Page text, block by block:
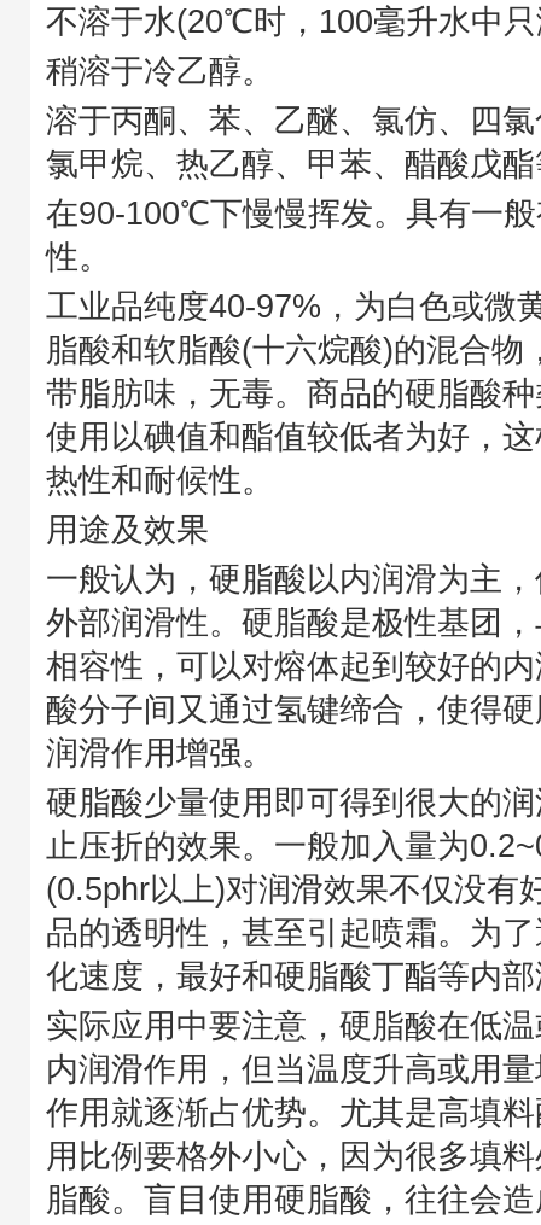
不溶于水(20℃时，100毫升水中
稍溶于冷乙醇。
溶于丙酮、苯、乙醚、氯仿、四
氯甲烷、热乙醇、甲苯、醋酸戊
在90-100℃下慢慢挥发。具有一
性。
工业品纯度40-97%，为白色或微
脂酸和软脂酸(十六烷酸)的混合物
带脂肪味，无毒。商品的硬脂酸
使用以碘值和酯值较低者为好，
热性和耐候性。
用途及效果
一般认为，硬脂酸以内润滑为主
外部润滑性。硬脂酸是极性基团
相容性，可以对熔体起到较好的
酸分子间又通过氢键缔合，使得
润滑作用增强。
硬脂酸少量使用即可得到很大的
止压折的效果。一般加入量为
(0.5phr以上)对润滑效果不仅没有
品的透明性，甚至引起喷霜。为
化速度，最好和硬脂酸丁酯等内
实际应用中要注意，硬脂酸在低
内润滑作用，但当温度升高或用
作用就逐渐占优势。尤其是高填
用比例要格外小心，因为很多填
脂酸。盲目使用硬脂酸，往往会